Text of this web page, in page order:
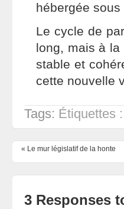
hébergée sous
Le cycle de
long, mais à
stable et
cette nouvelle
Tags: Étiquettes :
« Le mur législatif de la honte
3 Responses